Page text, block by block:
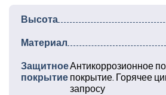
Высота
Материал
Защитное
покрытие
Антикоррозионное
покрытие. Горячее
запросу